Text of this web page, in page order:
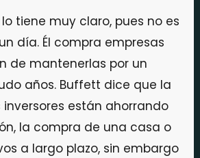
tiene muy claro, pues no es
día. Él compra empresas
de mantenerlas por un
años. Buffett dice que la
están ahorrando
la compra de una casa o
a largo plazo, sin embargo